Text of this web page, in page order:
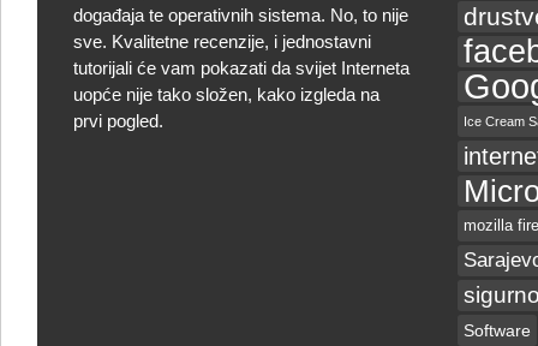
događaja te operativnih sistema. No, to nije
sve. Kvalitetne recenzije, i jednostavni
tutorijali će vam pokazati da svijet Interneta
uopće nije tako složen, kako izgleda na
prvi pogled.
Ice Cream
mozilla
Software